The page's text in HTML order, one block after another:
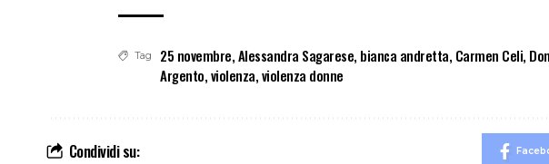
Tag 25 novembre,Alessandra Sagarese, bianca andretta, Carmen Celi,
Argento,violenza,violenza donne
Condividi su: